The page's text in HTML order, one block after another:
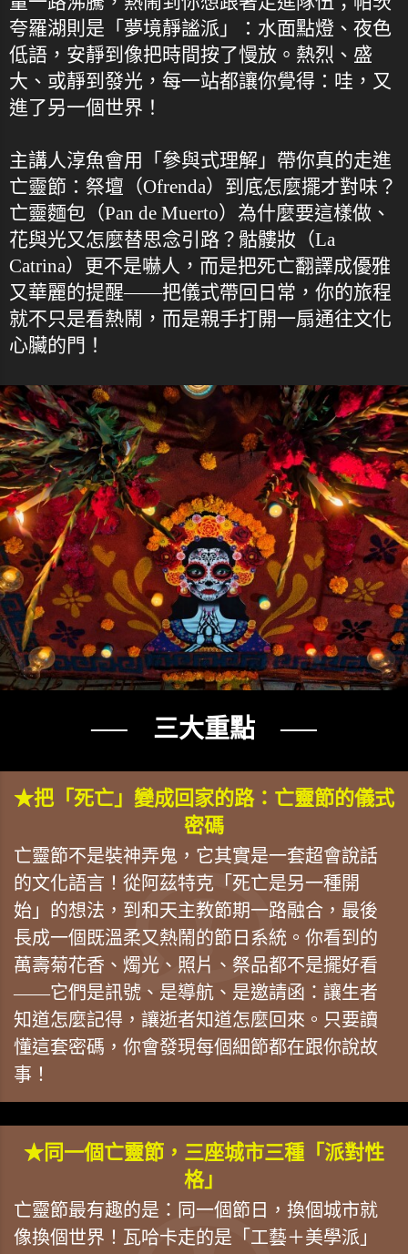
夸羅湖則是「夢境靜謐派」：水面點燈、夜色
低語，安靜到像把時間按了慢放。熱烈、盛
大、或靜到發光，每一站都讓你覺得：哇，又
進了另一個世界！
主講人淳魚會用「參與式理解」帶你真的走進
亡靈節：祭壇（Ofrenda）到底怎麼擺才對味？
亡靈麵包（Pan de Muerto）為什麼要這樣做、
花與光又怎麼替思念引路？骷髏妝（La
Catrina）更不是嚇人，而是把死亡翻譯成優雅
又華麗的提醒——把儀式帶回日常，你的旅程
就不只是看熱鬧，而是親手打開一扇通往文化
心臟的門！
── 三大重點 ──
★把「死亡」變成回家的路：亡靈節的儀式
密碼
亡靈節不是裝神弄鬼，它其實是一套超會說話
的文化語言！從阿茲特克「死亡是另一種開
始」的想法，到和天主教節期一路融合，最後
長成一個既溫柔又熱鬧的節日系統。你看到的
萬壽菊花香、燭光、照片、祭品都不是擺好看
——它們是訊號、是導航、是邀請函：讓生者
知道怎麼記得，讓逝者知道怎麼回來。只要讀
懂這套密碼，你會發現每個細節都在跟你說故
事！
★同一個亡靈節，三座城市三種「派對性
格」
亡靈節最有趣的是：同一個節日，換個城市就
像換個世界！瓦哈卡走的是「工藝＋美學派」